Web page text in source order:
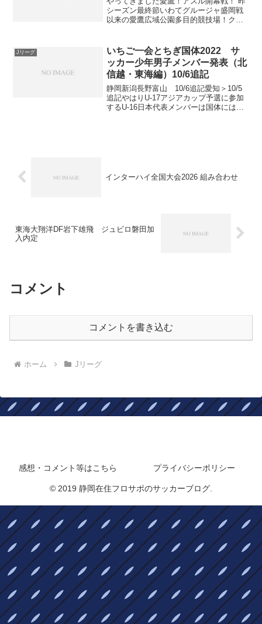
シーズン最終節いわてグルージャ盛岡戦
以来の愛鷹広域公園多目的競技場！クラ
ンへ弾みをつけたいところ！ まえがき電
光掲示板から大型ビ...
Jリーグ
いちご一会とちぎ国体2022 サ
ッカー少年男子メンバー発表（北
信越・東海編）10/6追記
静岡新潟長野富山 10/6追記愛知＞10/5
追記やはりU-17アジアカップ予選に参加
するU-16日本代表メンバーは国体には不
インターハイ全国大会2026 組み合わせ
東海大翔洋DF岩下雄飛 ジュビロ磐田加
入内定
コメント
コメントを書き込む
ホーム Jリーグ
感想・コメント等はこちら プライバシーポリシー
© 2019 静岡在住フロサポのサッカーブログ.